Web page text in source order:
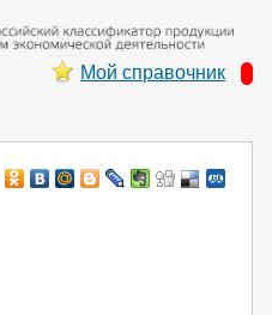
Мой справочник